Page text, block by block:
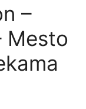
–
Mesto